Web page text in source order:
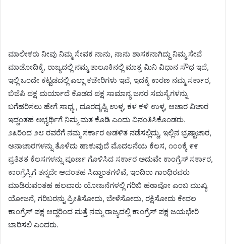
ಮಾಲೀಕರು ನೀವು ನಿಮ್ಮ ಸೇವಕ ನಾನು, ನಾನು ಶಾಸಕನಾಗಿದ್ದು ನಿಮ್ಮ ಸೇವೆ
ಮಾಡೋದಿಕ್ಕೆ, ರಾಜ್ಯದಲ್ಲಿ ನಮ್ಮ ತಾಲೂಕಿನಲ್ಲಿ ಮಾತ್ರ ಮಿನಿ ವಿಧಾನ ಸೌಧ ಇದೆ,
ಇಲ್ಲಿ ಒಂದೇ ಕಟ್ಟಡದಲ್ಲಿ ಎಲ್ಲಾ ಕಚೇರಿಗಳು ಇವೆ, ಇದಕ್ಕೆ ಕಾರಣ ನಮ್ಮ ಸರ್ಕಾರ,
ಬಿಜೆಪಿ ಪಕ್ಷ ಮರ್ಯಾದೆ ಕೊಡದ ಪಕ್ಷ ಸಾಮಾನ್ಯ ಜನರ ಸಮಸ್ಯೆಗಳನ್ನು
ಬಗೆಹರಿಸಲು ಹೇಗೆ ಸಾಧ್ಯ , ದೂರದೃಷ್ಟಿ ಉಳ್ಳ, ಕಳ ಕಳಿ ಉಳ್ಳ, ಆಚಾರ ವಿಚಾರ
ಇದ್ದಂತಹ ಅಭ್ಯರ್ಥಿಗೆ ನಿಮ್ಮ ಮತ ಕೊಡಿ ಎಂದು ವಿನಂತಿಸಿಕೊಂಡರು.
೨೩ರಿಂದ ೨೮ ರವರೆಗೆ ನಮ್ಮ ಸರ್ಕಾರ ಆಡಳಿತ ನಡೆಸಲ್ಲಿದ್ದು, ಇಲ್ಲಿನ ಭ್ರಷ್ಟಾಚಾರ,
ಅನಾಚಾರಗಳನ್ನು ತೊಳೆದು ಹಾಕುವುದೆ ಮೊದಲನೆಯ ಕೆಲಸ, ೧೦೦ಕ್ಕೆ ೯೯
ಪ್ರತಿಶತ ಕೆಲಸಗಳನ್ನು ಪೂರ್ಣ ಗೊಳಿಸಿದ ಸರ್ಕಾರ ಅದುವೇ ಕಾಂಗ್ರೆಸ್ ಸರ್ಕಾರ,
ಕಾಂಗ್ರೆಸ್ಸಿಗೆ ತನ್ನದೇ ಆದಂತಹ ಸಿದ್ದಾಂತಗಳಿವೆ, ಇಂದಿರಾ ಗಾಂಧಿರವರು
ಮಾಡಿರುವಂತಹ ಹಲವಾರು ಯೋಜನೆಗಳಲ್ಲಿ ಗರಿಬಿ ಹಠಾವೋ ಎಂಬ ಮುಖ್ಯ
ಯೋಜನೆ, ಗರಿಬರನ್ನು ಪ್ರೀತಿಸೋದು, ಬೇಳೆಸೋದು, ರಕ್ಷಿಸೋದು ಕೇವಲ
ಕಾಂಗ್ರೆಸ್ ಪಕ್ಷ ಆದ್ದರಿಂದ ಮತ್ತೆ ನಮ್ಮ ರಾಜ್ಯದಲ್ಲಿ ಕಾಂಗ್ರೆಸ್ ಪಕ್ಷ ಜಯಭೇರಿ
ಬಾರಿಸಲಿ ಎಂದರು.